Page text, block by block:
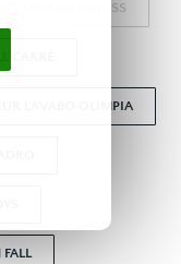
LAVABO INDUSS
CARRÉ
LAVABO OLIMPIA